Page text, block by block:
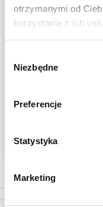
otrzymanymi od
korzystania z ich
zgody
Niezbędne
Preferencje
Statystyka
Marketing